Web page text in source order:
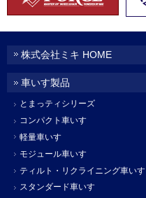
株式会社ミキ HOME
車いす製品
とまっティシリーズ
コンパクト車いす
軽量車いす
モジュール車いす
ティルト・リクライニング車いす
スタンダード車いす